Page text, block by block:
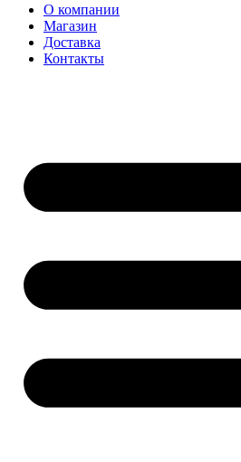
О компании
Магазин
Доставка
Контакты